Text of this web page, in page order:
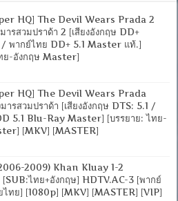
HQ] The Devil Wears Prada 2
ารสวมปราด้า 2 [เสียงอังกฤษ DD+
พากย์ไทย DD+ 5.1 Master แท้.]
ย-อังกฤษ Master]
HQ] The Devil Wears Prada
ารสวมปราด้า [เสียงอังกฤษ DTS: 5.1 /
5.1 Blu-Ray Master] [บรรยาย: ไทย-
[MKV] [MASTER]
2009) Khan Kluay 1-2
ไทย+อังกฤษ] HDTV.AC-3 [พากย์
ไทย] [1080p] [MKV] [MASTER] [VIP]